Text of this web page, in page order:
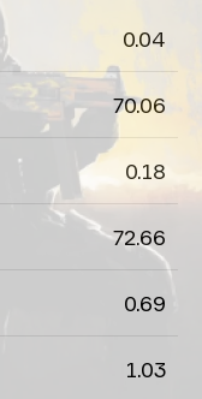
0.04
70.06
0.18
72.66
0.69
1.03